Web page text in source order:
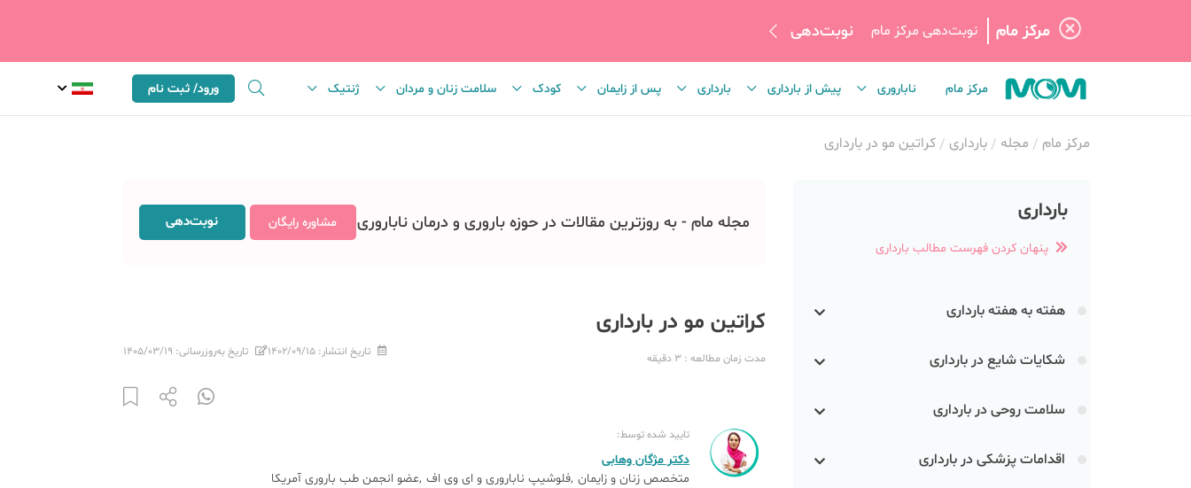
مرکز مام نوبت‌دهی مرکز مام نوبت‌دهی
مرکز مام ناباروری پیش از بارداری بارداری پس از زایمان کودک سلامت زنان و مردان ژنتیک ورود/ ثبت نام
مرکز مام مجله بارداری کراتین مو در بارداری
بارداری
پنهان کردن فهرست مطالب بارداری
هفته به هفته بارداری
شکایات شایع در بارداری
سلامت روحی در بارداری
اقدامات پزشکی در بارداری
مجله مام - به روزترین مقالات در حوزه باروری و درمان ناباروری مشاوره رایگان نوبت‌دهی
کراتین مو در بارداری
مدت زمان مطالعه: 3 دقیقه تاریخ انتشار:۱۴۰۲/۰۹/۱۵ تاریخ به‌روزرسانی: ۱۴۰۵/۰۳/۱۹
تایید شده توسط:
دکتر مژگان وهابی
متخصص زنان و زایمان فلوشیپ ناباروری و ای وی اف عضو انجمن طب باروری آمریکا